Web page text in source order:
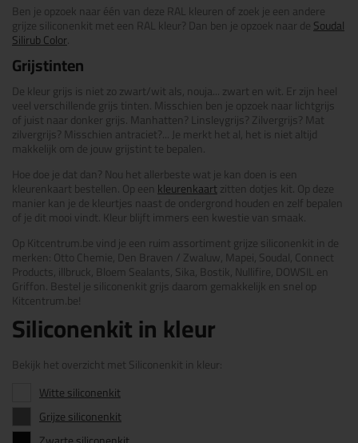
Ben je opzoek naar één van deze RAL kleuren of zoek je een andere
grijze siliconenkit met een RAL kleur? Dan ben je opzoek naar deSoudal
Silirub Color.
Grijstinten
De kleur grijs is niet zo zwart/wit als, nouja... zwart en wit. Er zijn heel
veel verschillende grijs tinten. Misschien ben je opzoek naar lichtgrijs
of juist naar donker grijs. Manhatten? Linsleygrijs? Zilvergrijs? Mat
zilvergrijs? Misschien antraciet?... Je merkt het al, het is niet altijd
makkelijk om de jouw grijstint te bepalen.
Hoe doe je dat dan? Nou het allerbeste wat je kan doen is een
kleurenkaart bestellen. Op een kleurenkaartzitten dotjes kit. Op deze
manier kan je de kleurtjes naast de ondergrond houden en zelf bepalen
of je dit mooi vindt. Kleur blijft immers een kwestie van smaak.
Op Kitcentrum.be vind je een ruim assortiment grijze siliconenkit in de
merken: Otto Chemie, Den Braven / Zwaluw, Mapei, Soudal, Connect
Products, illbruck, Bloem Sealants, Sika, Bostik, Nullifire, DOWSIL en
Griffon. Bestel je siliconenkit grijs daarom gemakkelijk en snel op
Kitcentrum.be!
Siliconenkit in kleur
Bekijk het overzicht met Siliconenkit in kleur:
Witte siliconenkit
Grijze siliconenkit